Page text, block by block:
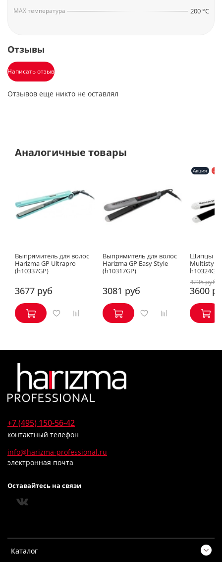
Мощность: 32Вт.
MAX температура 200 °C
Отзывы
Написать отзыв
Отзывов еще никто не оставлял
Аналогичные товары
Выпрямитель для волос
Harizma GP Ultrapro
(h10337GP)
3677 руб
Выпрямитель для волос
Harizma GP Easy Style
(h10317GP)
3081 руб
Акция -
Щипцы
Multistyle
h10324GP
4235 руб
3600
Каталог
+7 (495) 150-56-42
контактный телефон
info@harizma-professional.ru
электронная почта
Оставайтесь на связи